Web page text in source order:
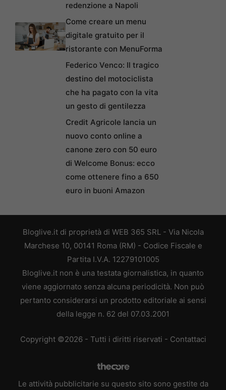
redenzione a Napoli
Come creare un menu
digitale gratuito per il
ristorante con MenuForma
Federico Venco: Il tragico
destino del motociclista
che ha pagato con la vita
un gesto di gentilezza
Credit Agricole lancia un
nuovo conto online a
canone zero con 50 euro
di Welcome Bonus: ecco
come ottenere fino a 650
euro in buoni Amazon
Bloglive.it di proprietà di WEB 365 SRL - Via Nicola
Marchese 10, 00141 Roma (RM) - Codice Fiscale e
Partita I.V.A. 12279101005
Bloglive.it non è una testata giornalistica, in quanto
viene aggiornato senza alcuna periodicità. Non può
pertanto considerarsi un prodotto editoriale ai sensi
della legge n. 62 del 07.03.2001
Copyright ©2026 - Tutti i diritti riservati - Contattaci
Le attività pubblicitarie su questo sito sono gestite da